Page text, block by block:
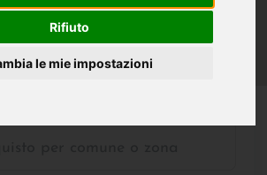
Rifiuto
le mie impostazioni